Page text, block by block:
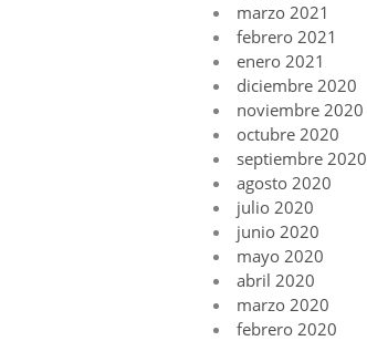
marzo 2021
febrero 2021
enero 2021
diciembre 2020
noviembre 2020
octubre 2020
septiembre 2020
agosto 2020
julio 2020
junio 2020
mayo 2020
abril 2020
marzo 2020
febrero 2020